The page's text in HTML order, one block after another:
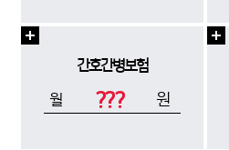
간호간병보험
월 ??? 원